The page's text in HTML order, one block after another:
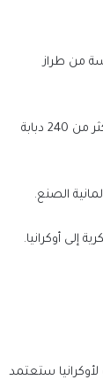
من طراز
ونقلت صحيفة “وول ستريت جورنال” الأمريكية، السبت، عن السلطات البولندية المختصة: إن وارسو زودت أوكرانيا بأكثر من 240 دبابة
الصنع.
أوكرانيا.
ستعتمد